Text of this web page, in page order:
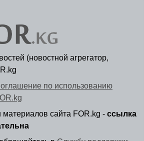
(новостной агрегатор,
по использованию
сайта FOR.kg - ссылка